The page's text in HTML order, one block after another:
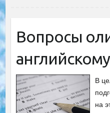
Вопросы
В
на